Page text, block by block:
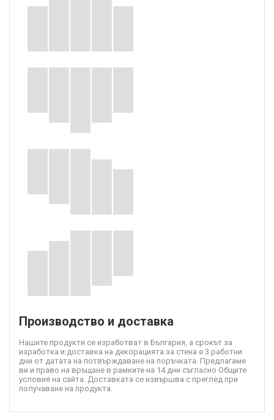
Производство и доставка
Нашите продукти се изработват в България, а срокът за
изработка и доставка на декорацията за стена е 3 работни
дни от датата на потвърждаване на поръчката. Предлагаме
ви и право на връщане в рамките на 14 дни съгласно Общите
условия на сайта. Доставката се извършва с преглед при
получаване на продукта.